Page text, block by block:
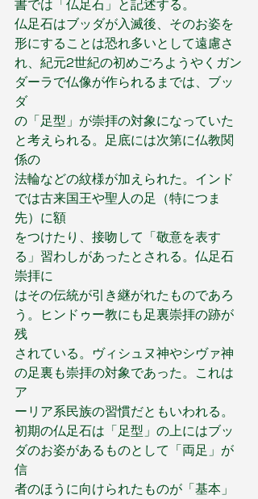
書では「仏足石」と記述する。
仏足石はブッダが入滅後、そのお姿を
形にすることは恐れ多いとして遠慮さ
れ、紀元2世紀の初めごろようやくガン
ダーラで仏像が作られるまでは、ブッ
ダ
の「足型」が崇拝の対象になっていた
と考えられる。足底には次第に仏教関
係の
法輪などの紋様が加えられた。インド
では古来国王や聖人の足（特につま
先）に額
をつけたり、接吻して「敬意を表す
る」習わしがあったとされる。仏足石
崇拝に
はその伝統が引き継がれたものであろ
う。ヒンドゥー教にも足裏崇拝の跡が
残
されている。ヴィシュヌ神やシヴァ神
の足裏も崇拝の対象であった。これは
ア
ーリア系民族の習慣だともいわれる。
初期の仏足石は「足型」の上にはブッ
ダのお姿があるものとして「両足」が
信
者のほうに向けられたものが「基本」